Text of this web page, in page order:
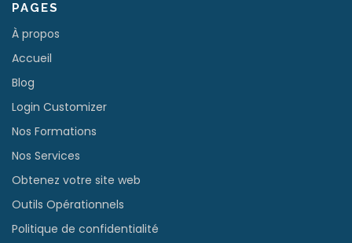
PAGES
À propos
Accueil
Blog
Login Customizer
Nos Formations
Nos Services
Obtenez votre site web
Outils Opérationnels
Politique de confidentialité